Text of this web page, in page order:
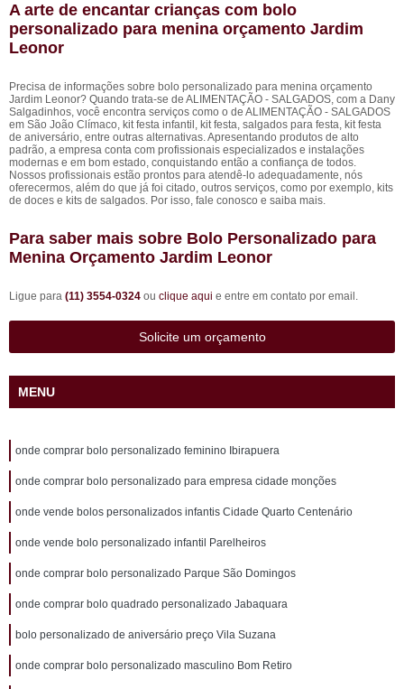
A arte de encantar crianças com bolo
personalizado para menina orçamento Jardim
Leonor
Precisa de informações sobre bolo personalizado para menina orçamento
Jardim Leonor? Quando trata-se de ALIMENTAÇÃO - SALGADOS, com a Dany
Salgadinhos, você encontra serviços como o de ALIMENTAÇÃO - SALGADOS
em São João Clímaco, kit festa infantil, kit festa, salgados para festa, kit festa
de aniversário, entre outras alternativas. Apresentando produtos de alto
padrão, a empresa conta com profissionais especializados e instalações
modernas e em bom estado, conquistando então a confiança de todos.
Nossos profissionais estão prontos para atendê-lo adequadamente, nós
oferecermos, além do que já foi citado, outros serviços, como por exemplo, kits
de doces e kits de salgados. Por isso, fale conosco e saiba mais.
Para saber mais sobre Bolo Personalizado para
Menina Orçamento Jardim Leonor
Ligue para (11) 3554-0324 ou clique aqui e entre em contato por email.
Solicite um orçamento
MENU
onde comprar bolo personalizado feminino Ibirapuera
onde comprar bolo personalizado para empresa cidade monções
onde vende bolos personalizados infantis Cidade Quarto Centenário
onde vende bolo personalizado infantil Parelheiros
onde comprar bolo personalizado Parque São Domingos
onde comprar bolo quadrado personalizado Jabaquara
bolo personalizado de aniversário preço Vila Suzana
onde comprar bolo personalizado masculino Bom Retiro